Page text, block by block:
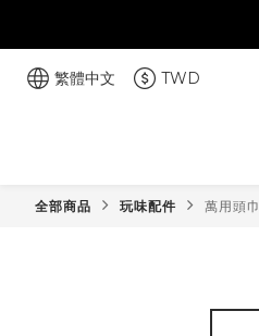
繁體中文 TWD
全部商品 玩味配件 萬用頭巾